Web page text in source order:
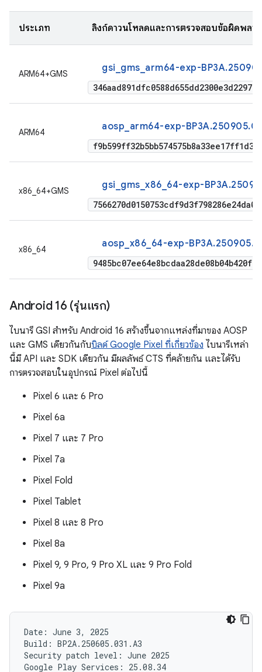
ประเภท ลิงก์ดาวน์โหลดและการตรวจสอบข้อผิดพลา
ARM64+GMS gsi_gms_arm64-exp-
ARM64 aosp_arm64-exp-
x86_64+GMS gsi_gms_x86_64-exp-
x86_64 aosp_x86_64-exp-
Android 16 (รุ่นแรก)
ไบนารี GSI สำหรับ Android 16 สร้างขึ้นจากแหล่งที่มาของ AOSP
และ GMS เดียวกันกับบิลด์ Google Pixel ที่เกี่ยวข้อง ไบนารีเหล่า
นี้มี API และ SDK เดียวกัน มีผลลัพธ์ CTS ที่คล้ายกัน และได้รับ
การตรวจสอบในอุปกรณ์ Pixel ต่อไปนี้
Pixel 6 และ 6 Pro
Pixel 6a
Pixel 7 และ 7 Pro
Pixel 7a
Pixel Fold
Pixel Tablet
Pixel 8 และ 8 Pro
Pixel 8a
Pixel 9, 9 Pro, 9 Pro XL และ 9 Pro Fold
Pixel 9a
Date: June 3, 2025
Build: BP2A.250605.031.A3
Security patch level: June 2025